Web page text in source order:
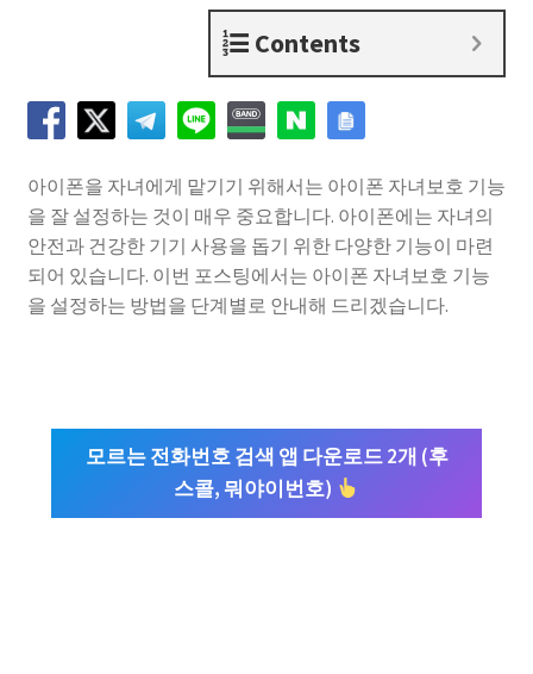
Contents
아이폰을 자녀에게 맡기기 위해서는 아이폰 자녀보호 기능
을 잘 설정하는 것이 매우 중요합니다. 아이폰에는 자녀의
안전과 건강한 기기 사용을 돕기 위한 다양한 기능이 마련
되어 있습니다. 이번 포스팅에서는 아이폰 자녀보호 기능
을 설정하는 방법을 단계별로 안내해 드리겠습니다.
모르는 전화번호 검색 앱 다운로드 2개 (후
스콜, 뭐야이번호)